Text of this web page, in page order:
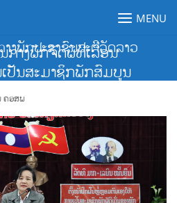
ງພັກປະຊາຊົນປະຕິວັດລາວ
MENU
ກາງພັກຈັດພິທີເລື່ອນ
ປັນສະມາຊິກພັກສົມບູນ
ຄອສພ